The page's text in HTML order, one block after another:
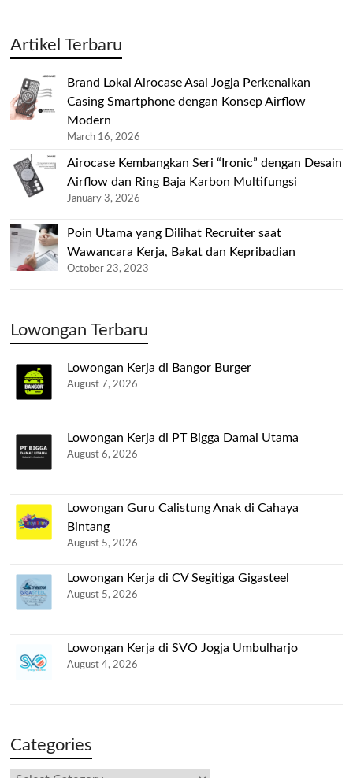
Artikel Terbaru
Brand Lokal Airocase Asal Jogja Perkenalkan
Casing Smartphone dengan Konsep Airflow
Modern
March 16, 2026
Airocase Kembangkan Seri “Ironic” dengan Desain
Airflow dan Ring Baja Karbon Multifungsi
January 3, 2026
Poin Utama yang Dilihat Recruiter saat
Wawancara Kerja, Bakat dan Kepribadian
October 23, 2023
Lowongan Terbaru
Lowongan Kerja di Bangor Burger
August 7, 2026
Lowongan Kerja di PT Bigga Damai Utama
August 6, 2026
Lowongan Guru Calistung Anak di Cahaya
Bintang
August 5, 2026
Lowongan Kerja di CV Segitiga Gigasteel
August 5, 2026
Lowongan Kerja di SVO Jogja Umbulharjo
August 4, 2026
Categories